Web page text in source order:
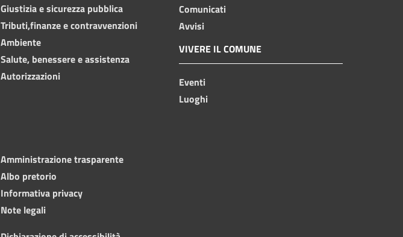
Giustizia e sicurezza pubblica
Tributi,finanze e contravvenzioni
Ambiente
Salute, benessere e assistenza
Autorizzazioni
Comunicati
Avvisi
VIVERE IL COMUNE
Eventi
Luoghi
Amministrazione trasparente
Albo pretorio
Informativa privacy
Note legali